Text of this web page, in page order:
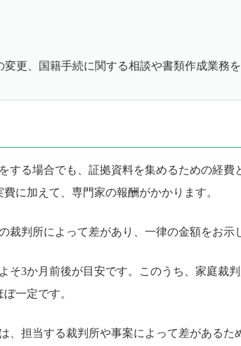
更、国籍手続に関する相談や書類作成業務
する場合でも、証拠資料を集めるための経費
に加えて、専門家の報酬がかかります。
裁判所によって差があり、一律の金額をお示
そ3か月前後が目安です。このうち、家庭裁
一定です。
、担当する裁判所や事案によって差があるた